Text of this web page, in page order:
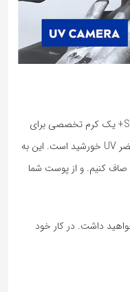
کرم سفید کننده ضد آفتاب نیوآ سان‌ SPF60+ یک کرم تخصصی برای
محافظت از پوست شما در برابر اشعه‌های مضر UV خورشید است. این به
کنیم. و از پوست شما
داشت. در کار خود